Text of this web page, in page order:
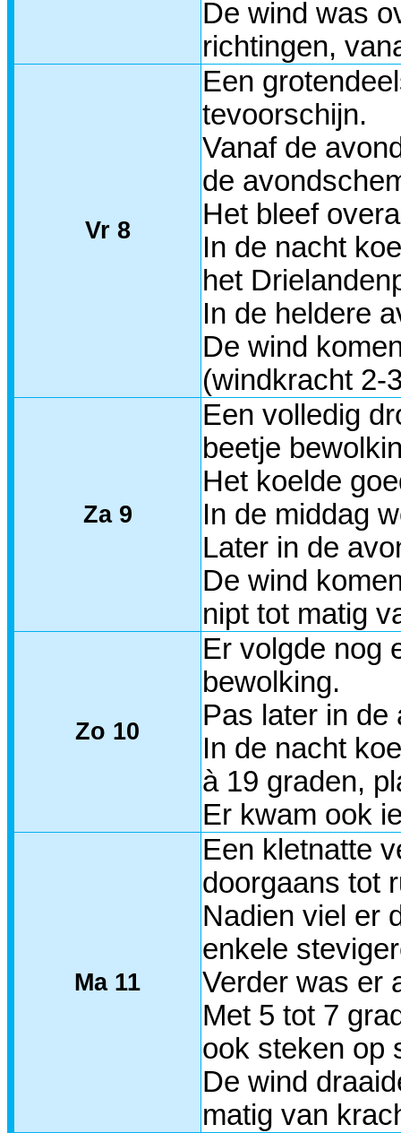
De wind was
richtingen,
Vr 8
Een
tevoorschijn.
Vanaf de
de
Het bleef
In de nacht
het
In de heldere
De wind
(windkracht 2-
Za 9
Een volledig
beetje
Het koelde
In de middag
Later in de
De wind
nipt tot matig
Zo 10
Er volgde nog
bewolking.
Pas later in de
In de nacht
à 19 graden,
Er kwam ook
Ma 11
Een kletnatte
doorgaans tot
Nadien viel er
enkele
Verder was er
Met 5 tot 7
ook steken op
De wind
matig van